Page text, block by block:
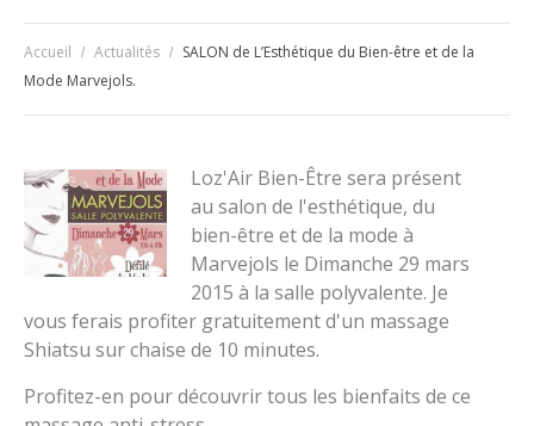
Accueil Actualités
SALON de L’Esthétique du Bien-être et de la
Mode Marvejols.
Loz'Air Bien-Être sera présent
au salon de l'esthétique, du
bien-être et de la mode à
Marvejols le Dimanche 29 mars
2015 à la salle polyvalente. Je
vous ferais profiter gratuitement d'un massage
Shiatsu sur chaise de 10 minutes.
Profitez-en pour découvrir tous les bienfaits de ce